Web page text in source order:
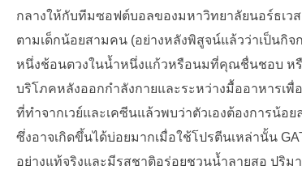
กลางให้กับทีมซอฟต์บอลของมหาวิทยาลัยนอร์ธเว
ตามเด็กน้อยสามคน (อย่างหลังพิสูจน์แล้วว่าเป็นกิจ
หนึ่งช้อนตวงในน้ำหนึ่งแก้วหรือนมที่คุณชื่นชอบ ห
บริโภคหลังออกกำลังกายและระหว่างมื้ออาหารเ
ที่ทำจากเวย์และเคซีนแล้วพบว่าตัวเองต้องการน้
ซึ่งอาจเกิดขึ้นได้บ่อยมากเมื่อใช้โปรตีนเหล่านั้น
อย่างแท้จริงและมีรสชาติอร่อยชวนน้ำลายสอ ปริม